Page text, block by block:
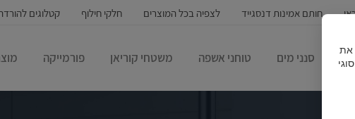
חותם אמינות דנסגייד לצפיה בכל המוצרים חלקי חילוף קטלוגים
סנני מים טוחני אשפה משטחי קוריאן פורמייקה
את